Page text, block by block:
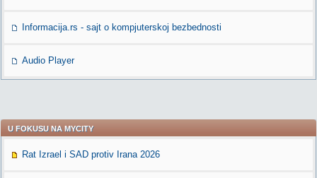
Informacija.rs - sajt o kompjuterskoj bezbednosti
Audio Player
U FOKUSU NA MYCITY
Rat Izrael i SAD protiv Irana 2026